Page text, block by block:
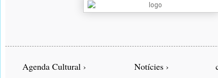
Agenda Cultural › Notícies ›